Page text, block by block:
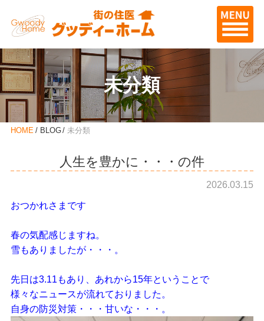
未分類
HOME BLOG 未分類
人生を豊かに・・・の件
2026.03.15
おつかれさまです
春の気配感じますね。
雪もありましたが・・・。
先日は3.11もあり、あれから15年ということで
様々なニュースが流れておりました。
自身の防災対策・・・甘いな・・・。